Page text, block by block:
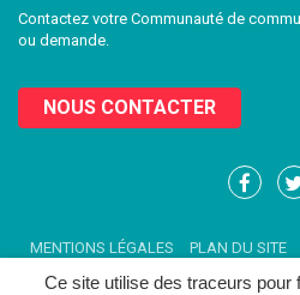
Ce site utilise des traceurs pour
Contactez votre Communauté de
ou demande.
NOUS CONTACTER
Lien
MENTIONS LÉGALES PLAN DU SITE